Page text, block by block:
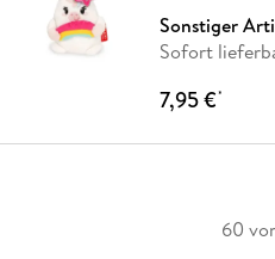
Sonstiger
Sofort
7,95 €*
60